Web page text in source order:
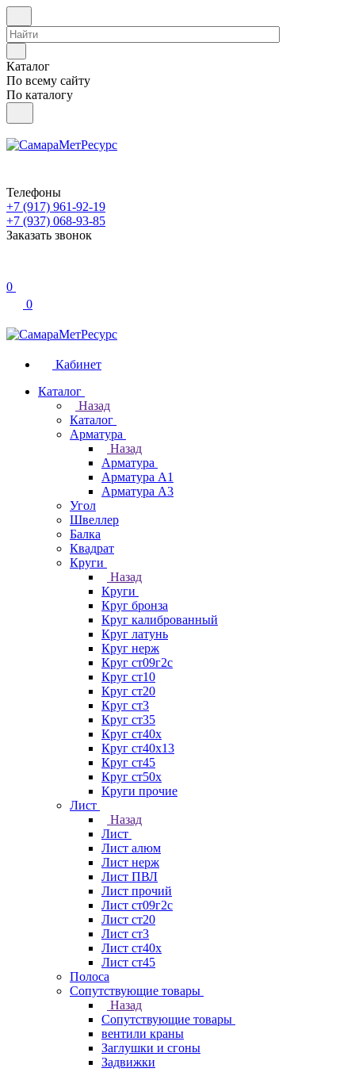
Каталог
По всему сайту
По каталогу
Телефоны
+7 (917) 961-92-19
+7 (937) 068-93-85
Заказать звонок
0
0
Кабинет
Каталог
Назад
Каталог
Арматура
Назад
Арматура
Арматура А1
Арматура А3
Угол
Швеллер
Балка
Квадрат
Круги
Назад
Круги
Круг бронза
Круг калиброванный
Круг латунь
Круг нерж
Круг ст09г2с
Круг ст10
Круг ст20
Круг ст3
Круг ст35
Круг ст40х
Круг ст40х13
Круг ст45
Круг ст50х
Круги прочие
Лист
Назад
Лист
Лист алюм
Лист нерж
Лист ПВЛ
Лист прочий
Лист ст09г2с
Лист ст20
Лист ст3
Лист ст40х
Лист ст45
Полоса
Сопутствующие товары
Назад
Сопутствующие товары
вентили краны
Заглушки и сгоны
Задвижки